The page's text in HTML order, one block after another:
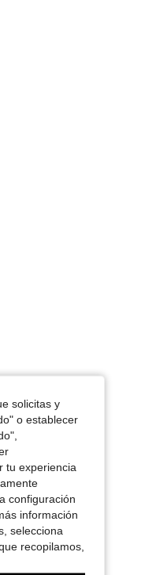
solicitas y
o establecer
tu experiencia
configuración
información
selecciona
recopilamos,